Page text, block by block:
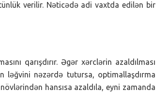
verilir. Nəticədə adi vaxtda edilən bir
qarışdırır. Əgər xərclərin azaldılması
ləğvini nəzərdə tutursa, optimallaşdırma
hansısa azaldıla, eyni zamanda